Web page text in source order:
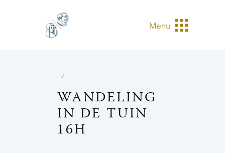
Menu
WANDELING
IN DE TUIN
16H